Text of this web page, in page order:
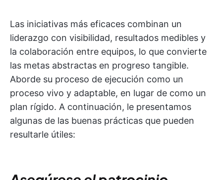
Las iniciativas más eficaces combinan un
liderazgo con visibilidad, resultados medibles y
la colaboración entre equipos, lo que convierte
las metas abstractas en progreso tangible.
Aborde su proceso de ejecución como un
proceso vivo y adaptable, en lugar de como un
plan rígido. A continuación, le presentamos
algunas de las buenas prácticas que pueden
resultarle útiles: